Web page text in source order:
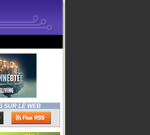
SUR LE WEB